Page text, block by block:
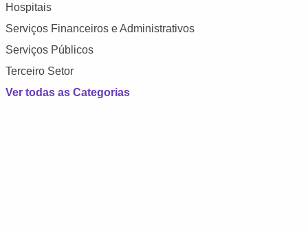
Hospitais
Serviços Financeiros e Administrativos
Serviços Públicos
Terceiro Setor
Ver todas as Categorias